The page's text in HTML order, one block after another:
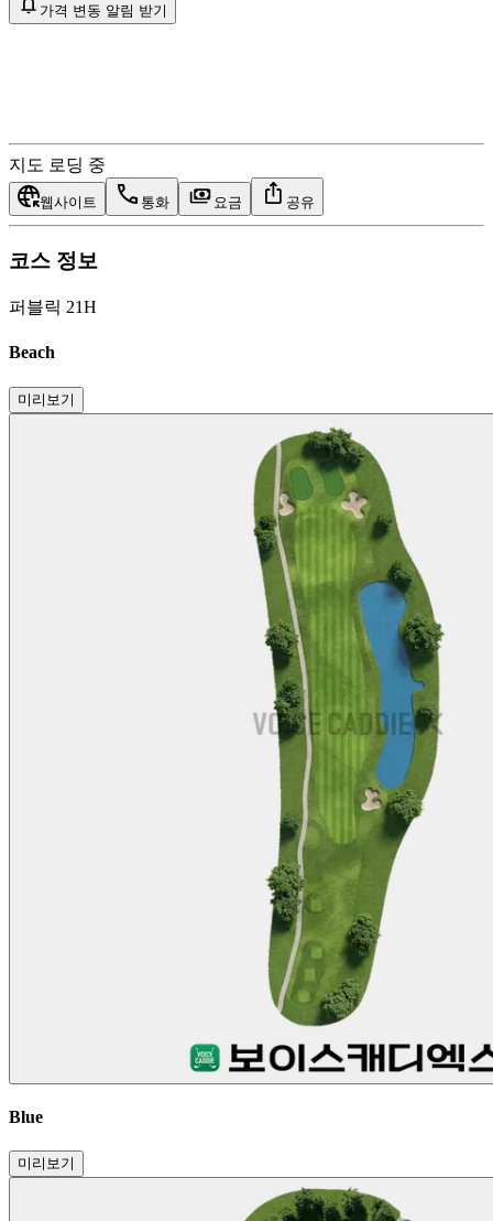
가격 변동 알림 받기
지도 로딩 중
웹사이트 통화 요금 공유
코스 정보
퍼블릭 21H
Beach
미리보기
Blue
미리보기